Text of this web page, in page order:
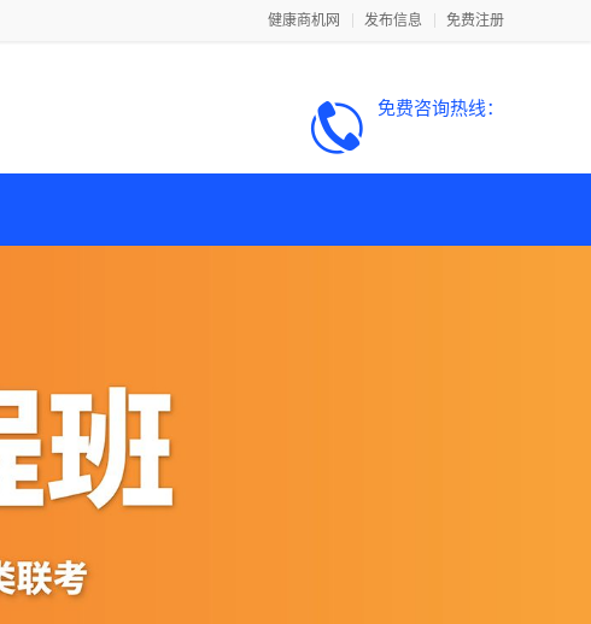
健康商机网 发布信息 免费注册
免费咨询热线：